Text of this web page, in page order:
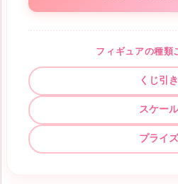
フィギュアの種類
くじ引き
スケール
プライズ